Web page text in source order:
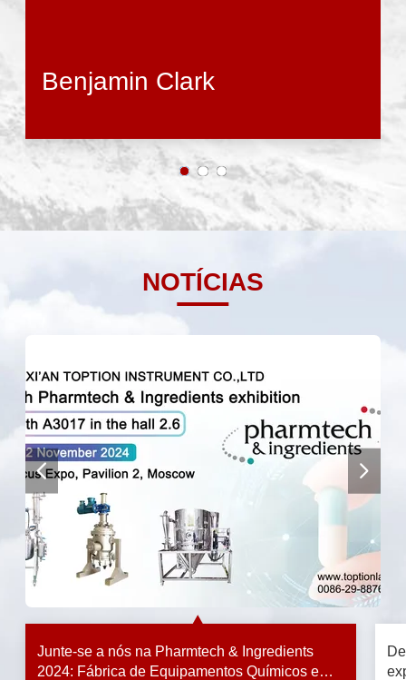
Benjamin Clark
NOTÍCIAS
Junte-se a nós na Pharmtech & Ingredients
2024: Fábrica de Equipamentos Químicos e